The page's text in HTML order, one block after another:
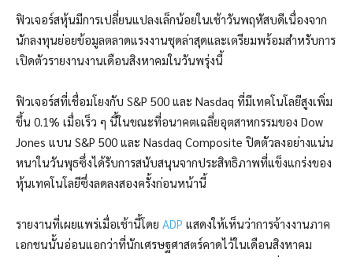
ฟิวเจอร์สหุ้นมีการเปลี่ยนแปลงเล็กน้อยในเช้าวันพฤหัสบดีเนื่องจาก
นักลงทุนย่อยข้อมูลตลาดแรงงานชุดล่าสุดและเตรียมพร้อมสำหรับการ
เปิดตัวรายงานงานเดือนสิงหาคมในวันพรุ่งนี้
ฟิวเจอร์สที่เชื่อมโยงกับ S&P 500 และ Nasdaq ที่มีเทคโนโลยีสูงเพิ่ม
ขึ้น 0.1% เมื่อเร็ว ๆ นี้ในขณะที่อนาคตเฉลี่ยอุตสาหกรรมของ Dow
Jones แบน S&P 500 และ Nasdaq Composite ปิดตัวลงอย่างแน่น
หนาในวันพุธซึ่งได้รับการสนับสนุนจากประสิทธิภาพที่แข็งแกร่งของ
หุ้นเทคโนโลยีซึ่งลดลงสองครั้งก่อนหน้านี้
รายงานที่เผยแพร่เมื่อเช้านี้โดย ADP แสดงให้เห็นว่าการจ้างงานภาค
เอกชนนั้นอ่อนแอกว่าที่นักเศรษฐศาสตร์คาดไว้ในเดือนสิงหาคม